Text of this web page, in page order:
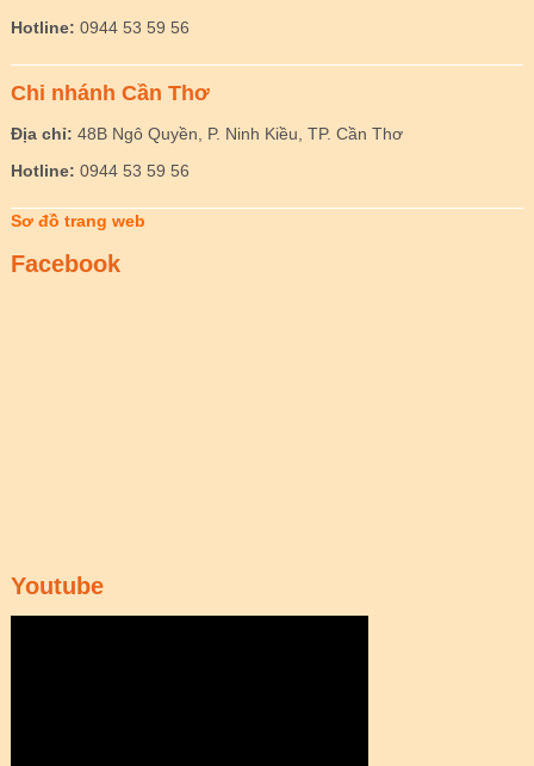
Hotline: 0944 53 59 56
Chi nhánh Cần Thơ
Địa chỉ: 48B Ngô Quyền, P. Ninh Kiều, TP. Cần Thơ
Hotline: 0944 53 59 56
Sơ đồ trang web
Facebook
Youtube